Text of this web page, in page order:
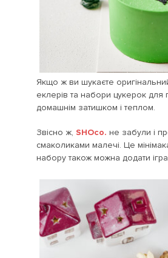
Якщо ж ви шукаєте
еклерів та набори цукерок для
домашнім затишком і теплом.
Звісно ж, SHOco. не забули і
смаколиками малечі. Це
набору також можна додати